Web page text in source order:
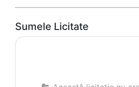
Sumele Licitate